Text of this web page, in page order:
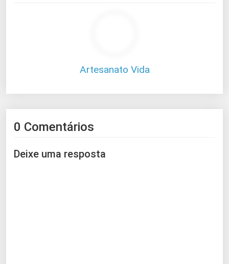
Artesanato Vida
0 Comentários
Deixe uma resposta